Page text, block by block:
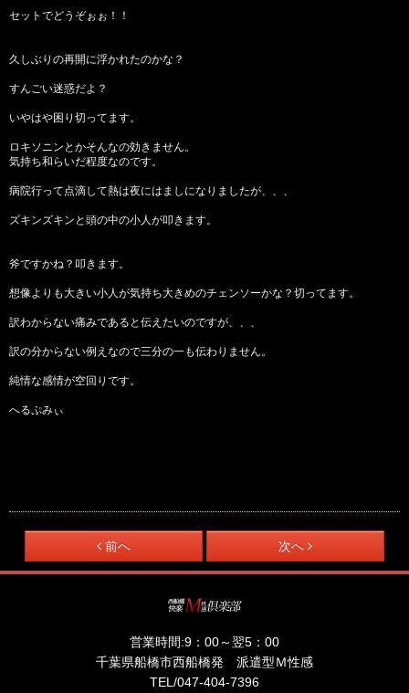
セットでどうぞぉぉ！！
久しぶりの再開に浮かれたのかな？
すんごい迷惑だよ？
いやはや困り切ってます。
ロキソニンとかそんなの効きません。
気持ち和らいだ程度なのです。
病院行って点滴して熱は夜にはましになりましたが、、、
ズキンズキンと頭の中の小人が叩きます。
斧ですかね？叩きます。
想像よりも大きい小人が気持ち大きめのチェンソーかな？切ってます。
訳わからない痛みであると伝えたいのですが、、、
訳の分からない例えなので三分の一も伝わりません。
純情な感情が空回りです。
へるぷみぃ
前へ 次へ
営業時間:9：00～翌5：00
千葉県船橋市西船橋発 派遣型Ｍ性感
TEL/047-404-7396